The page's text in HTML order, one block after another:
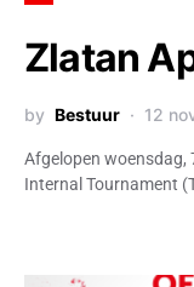
Zlatan
by Bestuur 12
Afgelopen woensdag,
Internal Tournament